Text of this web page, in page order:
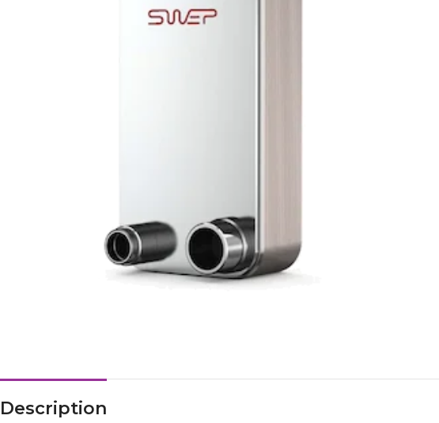
Description